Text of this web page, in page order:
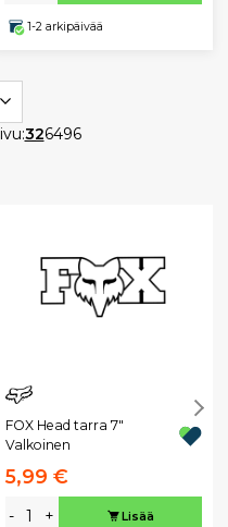
1-2 arkipäivää
326496
FOX Head tarra 7"
Valkoinen
5,99 €
- + Lisää